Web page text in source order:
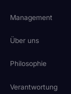
Management
Über uns
Philosophie
Verantwortung